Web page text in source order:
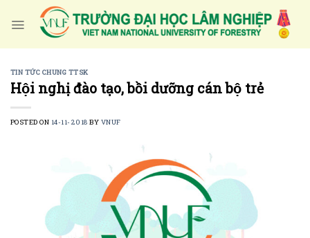
TIN TỨC CHUNG TTSK
Hội nghị đào tạo, bồi dưỡng cán bộ trẻ
POSTED ON 14-11-2018 BY VNUF